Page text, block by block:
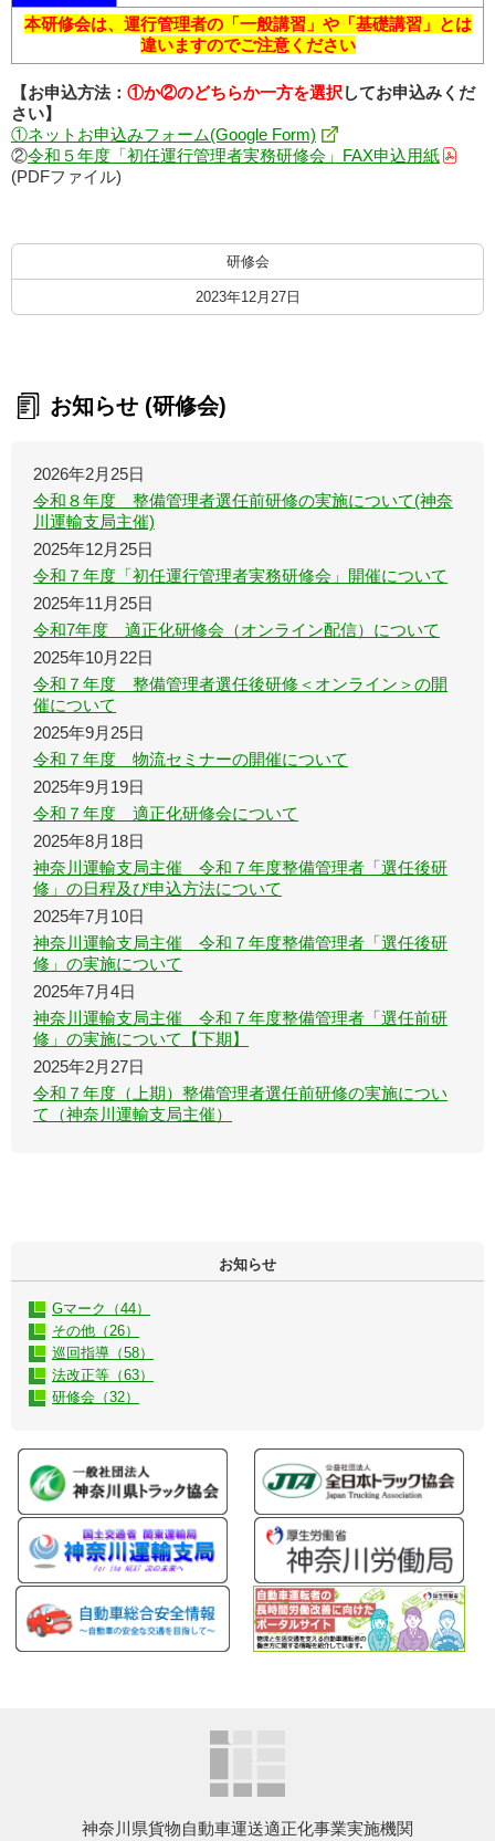
本研修会は、運行管理者の「一般講習」や「基礎講習」とは
違いますのでご注意ください
【お申込方法： ①か②のどちらか一方を選択 してお申込みくだ
さい】
①ネットお申込みフォーム(Google Form)
②令和５年度「初任運行管理者実務研修会」FAX申込用紙
(PDFファイル)
研修会
2023年12月27日
お知らせ (研修会)
2026年2月25日
令和８年度 整備管理者選任前研修の実施について(神奈
川運輸支局主催)
2025年12月25日
令和７年度「初任運行管理者実務研修会」開催について
2025年11月25日
令和7年度 適正化研修会（オンライン配信）について
2025年10月22日
令和７年度 整備管理者選任後研修＜オンライン＞の開
催について
2025年9月25日
令和７年度 物流セミナーの開催について
2025年9月19日
令和７年度 適正化研修会について
2025年8月18日
神奈川運輸支局主催 令和７年度整備管理者「選任後研
修」の日程及び申込方法について
2025年7月10日
神奈川運輸支局主催 令和７年度整備管理者「選任後研
修」の実施について
2025年7月4日
神奈川運輸支局主催 令和７年度整備管理者「選任前研
修」の実施について【下期】
2025年2月27日
令和７年度（上期）整備管理者選任前研修の実施につい
て（神奈川運輸支局主催）
お知らせ
Gマーク（44）
その他（26）
巡回指導（58）
法改正等（63）
研修会（32）
神奈川県貨物自動車運送適正化事業実施機関